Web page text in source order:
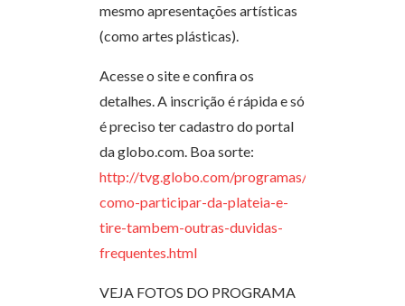
mesmo apresentações artísticas
(como artes plásticas).
Acesse o site e confira os
detalhes. A inscrição é rápida e só
é preciso ter cadastro do portal
da globo.com. Boa sorte:
http://tvg.globo.com/programas/esquenta/
como-participar-da-plateia-e-
tire-tambem-outras-duvidas-
frequentes.html
VEJA FOTOS DO PROGRAMA